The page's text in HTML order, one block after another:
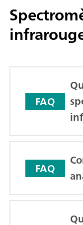
FAQ
FAQ